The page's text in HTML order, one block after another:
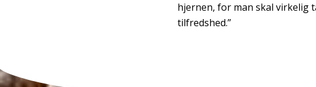
hjernen, for man skal virkelig
tilfredshed.”